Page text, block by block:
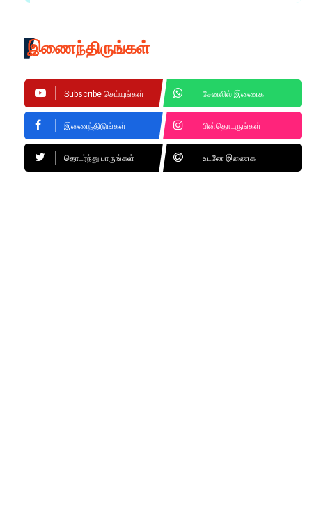
இணைந்திருங்கள்
Subscribe செய்யுங்கள் சேனலில் இணைக
இணைந்திடுங்கள் பின்தொடருங்கள்
தொடர்ந்து பாருங்கள் உடனே இணைக